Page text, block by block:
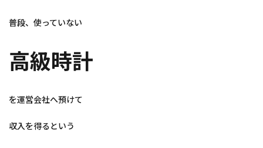
普段、使っていない
高級時計
を運営会社へ預けて
収入を得るという